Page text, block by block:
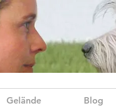
Gelände Blog